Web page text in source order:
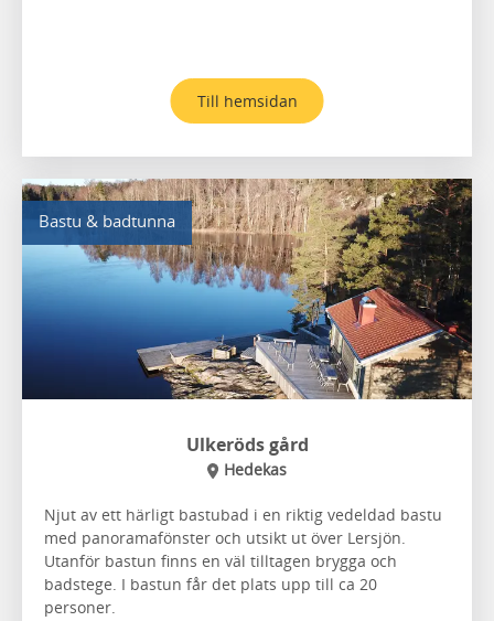
Till hemsidan
Bastu & badtunna
Ulkeröds gård
Hedekas
Njut av ett härligt bastubad i en riktig vedeldad bastu
med panoramafönster och utsikt ut över Lersjön.
Utanför bastun finns en väl tilltagen brygga och
badstege. I bastun får det plats upp till ca 20
personer.